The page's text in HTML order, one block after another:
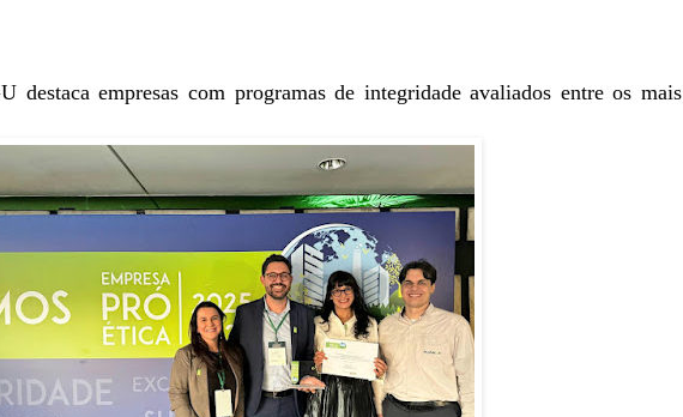
destaca empresas com programas de integridade avaliados entre os mais